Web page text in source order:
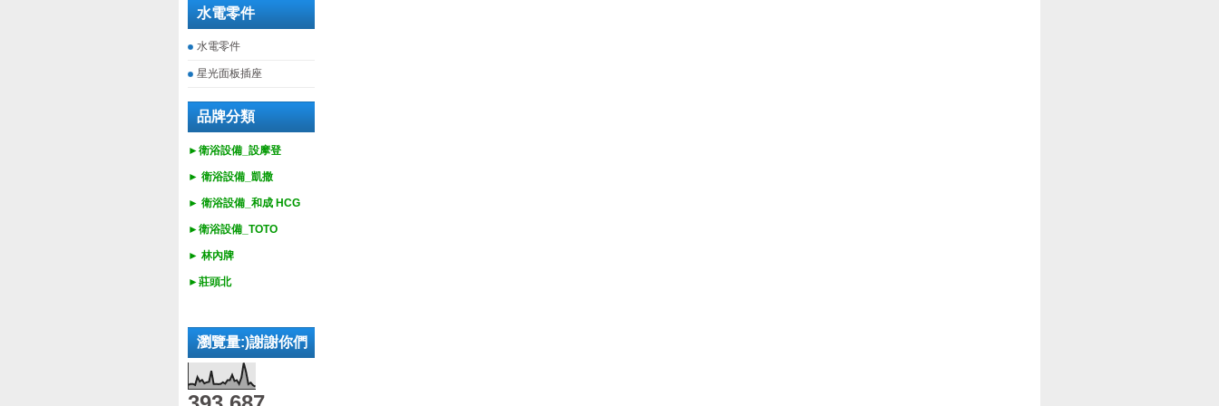
水電零件
水電零件
星光面板插座
品牌分類
►衛浴設備_設摩登
► 衛浴設備_ 凱撒
► 衛浴設備_ 和成 HCG
►衛浴設備_ TOTO
► 林內牌
►莊頭北
瀏覽量:)謝謝你們